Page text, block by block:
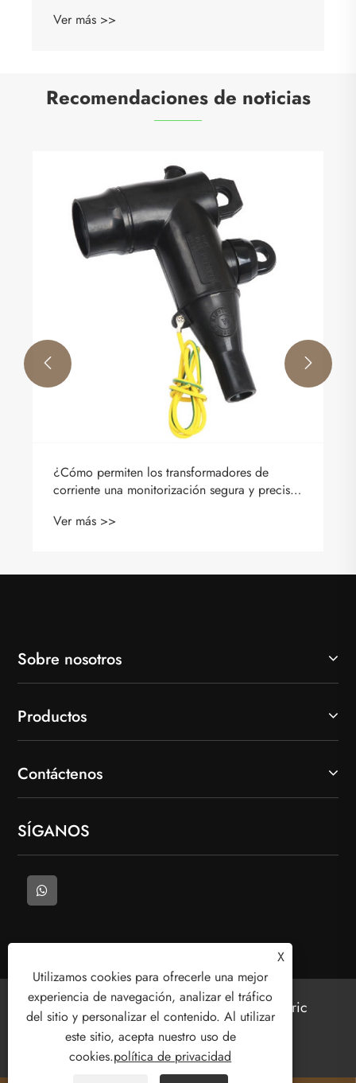
Ver más >>
Recomendaciones de noticias
¿Cómo permiten los transformadores de
corriente una monitorización segura y precisa
Ver más >>
 
Sobre nosotros
Productos
Contáctenos
SÍGANOS
Copyright © 2025 Bienvenido (Wenzhou) Electric
Co., Ltd. Todos los derechos reservados.
X
Utilizamos cookies para ofrecerle una mejor
experiencia de navegación, analizar el tráfico
del sitio y personalizar el contenido. Al utilizar
este sitio, acepta nuestro uso de
cookies.política de privacidad